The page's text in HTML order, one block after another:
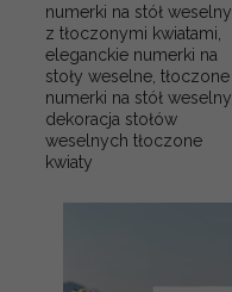
numerki na stół weselny
z tłoczonymi kwiatami,
eleganckie numerki na
stoły weselne, tłoczone
numerki na stół weselny,
dekoracja stołów
weselnych tłoczone
kwiaty